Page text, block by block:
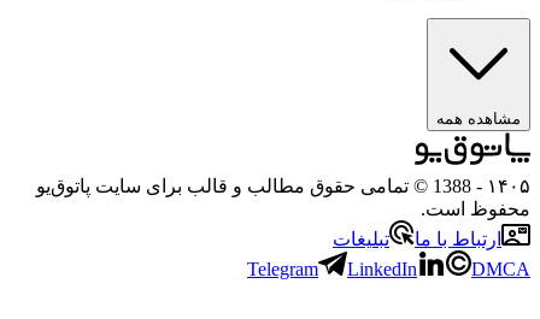
مشاهده همه
۱۴۰۵
- 1388 © تمامی حقوق مطالب و قالب برای سایت پاتوق‌یو
محفوظ است.
ارتباط با ما
تبلیغات
Telegram
LinkedIn DMCA